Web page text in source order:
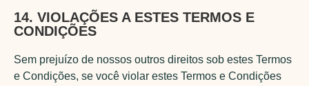
14. VIOLAÇÕES A ESTES TERMOS E
CONDIÇÕES
Sem prejuízo de nossos outros direitos sob estes Termos
e Condições, se você violar estes Termos e Condições